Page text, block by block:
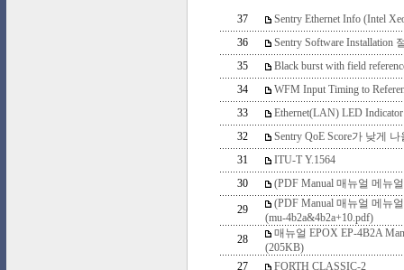
37
Sentry Ethernet Info (Intel
36
Sentry Software Installation
35
Black burst with field
34
WFM Input Timing to
33
Ethernet(LAN) LED Indicator
32
Sentry QoE Score가 낮게 나
31
ITU-T Y.1564
30
(PDF Manual 매뉴얼 메뉴
29
(PDF Manual 매뉴얼 메뉴
(mu-4b2a&4b2a+10.pdf)
28
매뉴얼 EPOX EP-4B2A
(205KB)
27
FORTH CLASSIC-2